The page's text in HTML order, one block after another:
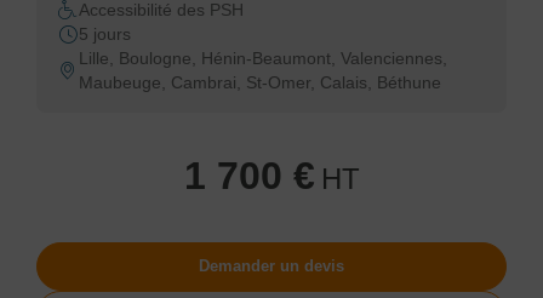
Accessibilité des PSH
5 jours
Lille, Boulogne, Hénin-Beaumont, Valenciennes,
Maubeuge, Cambrai, St-Omer, Calais, Béthune
1 700 € HT
Demander un devis